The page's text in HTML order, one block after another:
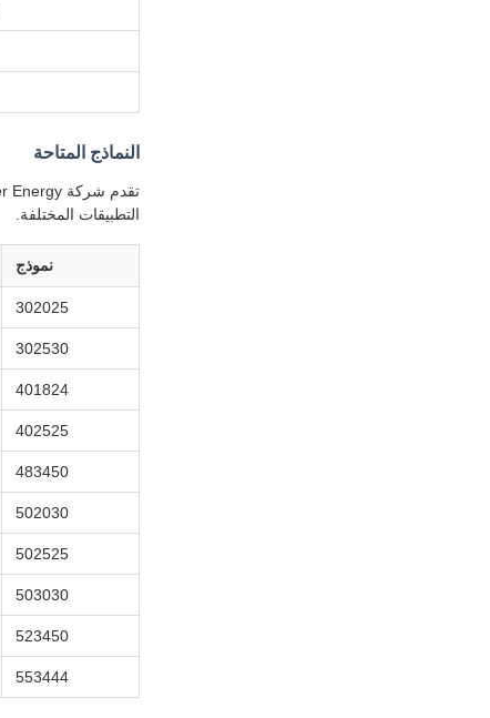
النماذج المتاحة
التطبيقات المختلفة.
نموذج
302025
302530
401824
402525
483450
502030
502525
503030
523450
553444